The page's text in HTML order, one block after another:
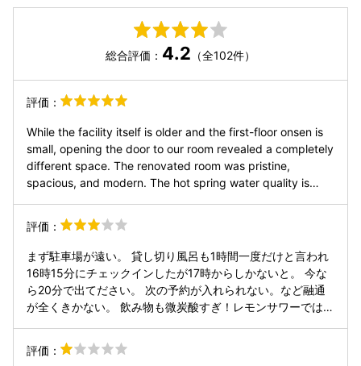
総合評価： 4.2 （全102件）
評価：
While the facility itself is older and the first-floor onsen is
small, opening the door to our room revealed a completely
different space. The renovated room was pristine,
spacious, and modern. The hot spring water quality is
generic meals often served at ryokans, every dish here
was carefully prepared and full of heart—truly surprising
and satisfying. Given the quality of the food and the new
room, I found the price to be very inexpensive despite the
older exterior. The value for money is incredibly high,
exceeding my expectations. Highly recommended. 施設の
古さや一階の温泉の狭さは否めませんが、部屋の扉を開ける
く清潔で、広々としています。温泉の泉質も素晴らしいで
評価：
まず駐車場が遠い。 貸し切り風呂も1時間一度だけと言われ
16時15分にチェックインしたが17時からしかないと。 今な
ら20分で出てださい。 次の予約が入れられない。など融通
が全くきかない。 飲み物も微炭酸すぎ！レモンサワーではな
に豆腐、ワカメの入ったやつに汁を入れるだけだからと。 翌
朝貸し切り風呂みたら誰も入れてない。 なら入らせてほしか
評価：